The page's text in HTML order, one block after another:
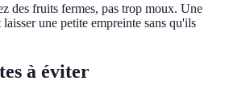
des fruits fermes, pas trop moux. Une
une petite empreinte sans qu'ils
à éviter